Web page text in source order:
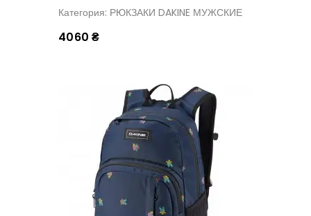
Категория: РЮКЗАКИ DAKINE МУЖСКИЕ
4060 ₴